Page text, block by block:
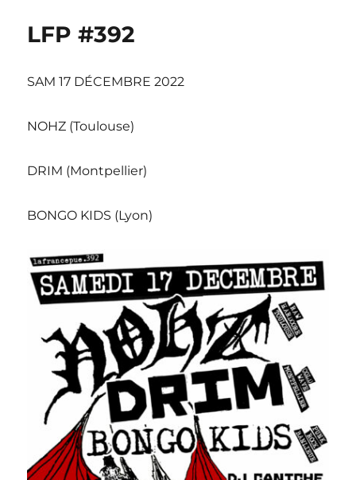
LFP #392
SAM 17 DÉCEMBRE 2022
NOHZ (Toulouse)
DRIM (Montpellier)
BONGO KIDS (Lyon)